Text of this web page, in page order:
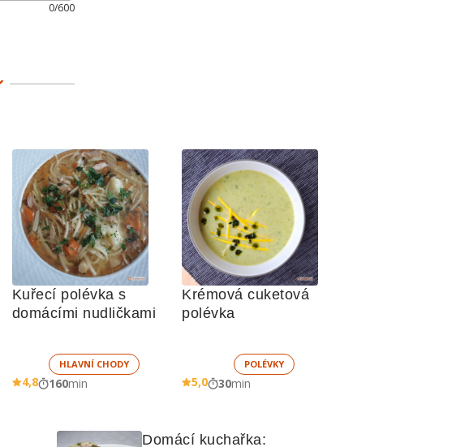
0/600
Kuřecí polévka s
domácími nudličkami
HLAVNÍ CHODY
4,8 160min
Krémová cuketová
polévka
POLÉVKY
5,0 30min
Domácí kuchařka: